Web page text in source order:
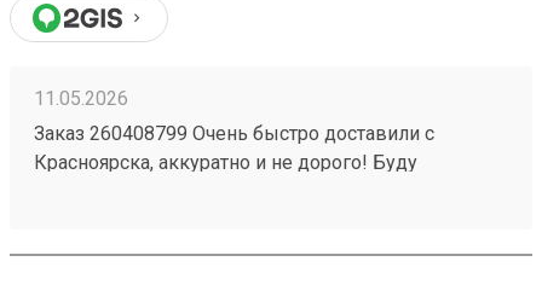
11.05.2026
Заказ 260408799 Очень быстро доставили с
Красноярска, аккуратно и не дорого! Буду